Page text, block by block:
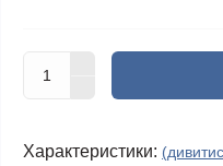
Характеристики: